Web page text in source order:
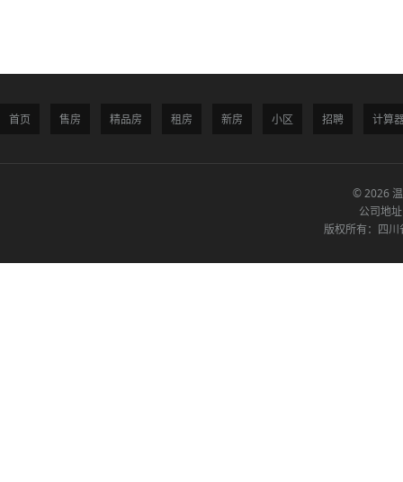
首页 售房 精品房 租房 新房 小区 招聘 计算
© 2026
公司地
版权所有：四